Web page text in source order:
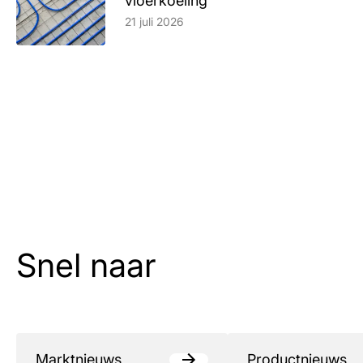
Lees artikel
21 juli 2026
Snel naar
Marktnieuws Productnieuws